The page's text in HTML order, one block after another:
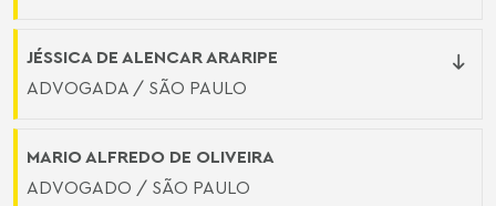
JÉSSICA DE ALENCAR ARARIPE
ADVOGADA / SÃO PAULO
MARIO ALFREDO DE OLIVEIRA
ADVOGADO / SÃO PAULO